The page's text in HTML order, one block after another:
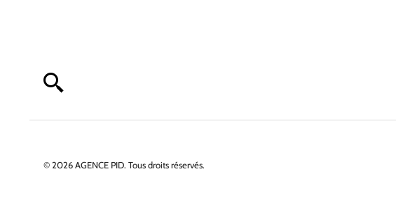
© 2026 AGENCE PID. Tous droits réservés.